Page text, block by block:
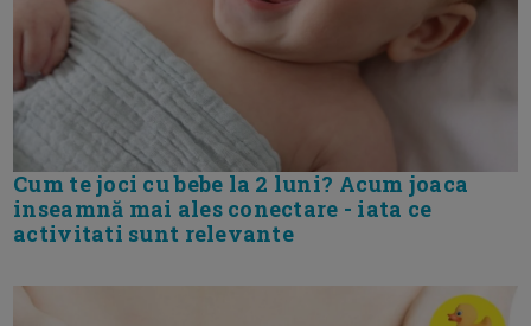
Cum te joci cu bebe la 2 luni? Acum joaca
inseamnă mai ales conectare - iata ce
activitati sunt relevante